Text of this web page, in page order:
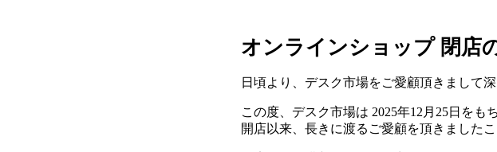
オンラインショップ 閉店
日頃より、デスク市場をご愛顧頂きまして
この度、デスク市場は 2025年12月25日をも
開店以来、長きに渡るご愛顧を頂きました